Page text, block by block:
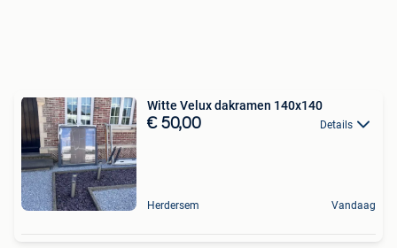
Witte Velux dakramen 140x140
€ 50,00 Details
Herdersem Vandaag